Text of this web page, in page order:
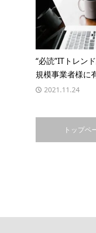
“必読”ITトレン
規模事業者様に
2021.11.24
トップペ